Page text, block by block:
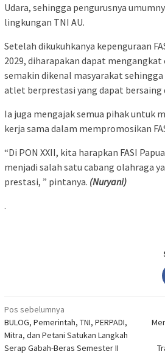
Udara, sehingga pengurusnya
lingkungan TNI AU.
Setelah dikukuhkanya kepenguraan
2029, diharapakan dapat
semakin dikenal masyarakat
atlet berprestasi yang dapat bersaing
Ia juga mengajak semua pihak untuk
kerja sama dalam mempromosikan
“Di PON XXII, kita harapkan FASI
menjadi salah satu cabang olahraga
prestasi, ” pintanya. (Nuryani)
.
Navigasi
pos
Pos sebelumnya
BULOG, Pemerintah, TNI, PERPADI,
Mitra, dan Petani Satukan Langkah
Serap Gabah-Beras Semester II